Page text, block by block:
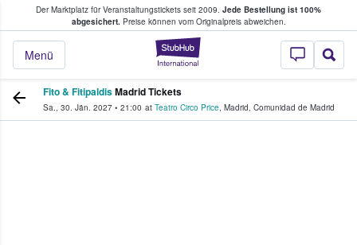
Der Marktplatz für Veranstaltungstickets seit 2009. Jede Bestellung ist 100%
abgesichert.Preise können vom Originalpreis abweichen.
StubHub - Wo
Menü
Tickets kaufen & verkaufen
Fito & FitipaldisMadrid Tickets
Sa., 30. Jän. 2027 • 21:00 at Teatro Circo Price, Madrid, Comunidad de Madrid